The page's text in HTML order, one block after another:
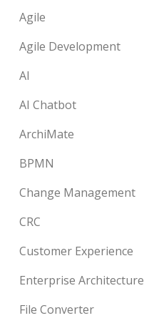
Agile
Agile Development
AI
AI Chatbot
ArchiMate
BPMN
Change Management
CRC
Customer Experience
Enterprise Architecture
File Converter